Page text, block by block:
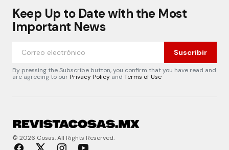
Keep Up to Date with the Most
Important News
Suscribir
By pressing the Subscribe button, you confirm that you have read and
are agreeing to ourPrivacy Policy and Terms of Use
© 2026 Cosas. All Rights Reserved.